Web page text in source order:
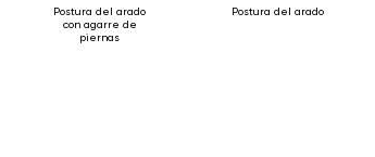
Postura del arado
con agarre de
piernas
Postura del arado